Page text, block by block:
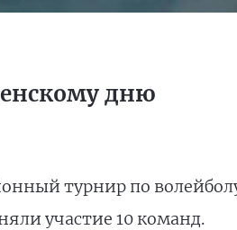
дню
турнир по
участие 10 команд.